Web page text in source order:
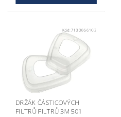
Kód: 7100066103
DRŽÁK ČÁSTICOVÝCH
FILTRŮ FILTRŮ 3M 501